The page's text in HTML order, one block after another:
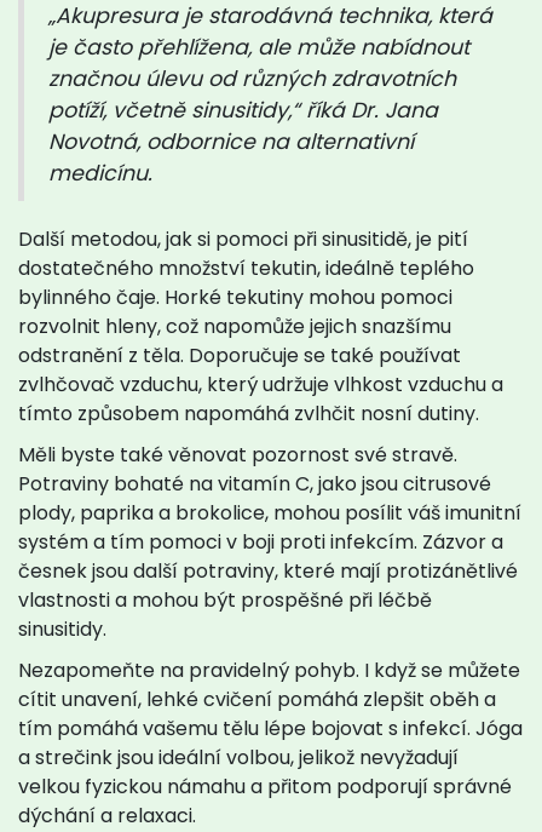
„Akupresura je starodávná technika, která
je často přehlížena, ale může nabídnout
značnou úlevu od různých zdravotních
potíží, včetně sinusitidy,“ říká Dr. Jana
Novotná, odbornice na alternativní
medicínu.
Další metodou, jak si pomoci při sinusitidě, je pití
dostatečného množství tekutin, ideálně teplého
bylinného čaje. Horké tekutiny mohou pomoci
rozvolnit hleny, což napomůže jejich snazšímu
odstranění z těla. Doporučuje se také používat
zvlhčovač vzduchu, který udržuje vlhkost vzduchu a
tímto způsobem napomáhá zvlhčit nosní dutiny.
Měli byste také věnovat pozornost své stravě.
Potraviny bohaté na vitamín C, jako jsou citrusové
plody, paprika a brokolice, mohou posílit váš imunitní
systém a tím pomoci v boji proti infekcím. Zázvor a
česnek jsou další potraviny, které mají protizánětlivé
vlastnosti a mohou být prospěšné při léčbě
sinusitidy.
Nezapomeňte na pravidelný pohyb. I když se můžete
cítit unavení, lehké cvičení pomáhá zlepšit oběh a
tím pomáhá vašemu tělu lépe bojovat s infekcí. Jóga
a strečink jsou ideální volbou, jelikož nevyžadují
velkou fyzickou námahu a přitom podporují správné
dýchání a relaxaci.